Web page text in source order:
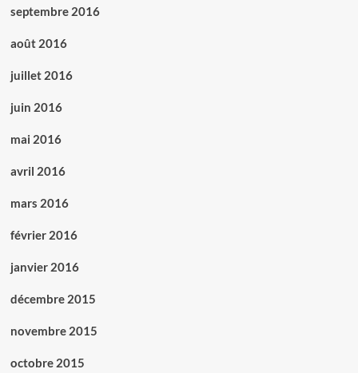
septembre 2016
août 2016
juillet 2016
juin 2016
mai 2016
avril 2016
mars 2016
février 2016
janvier 2016
décembre 2015
novembre 2015
octobre 2015